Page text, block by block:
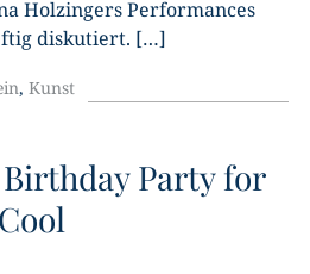
Holzingers Performances
diskutiert. […]
, Kunst
Birthday Party for